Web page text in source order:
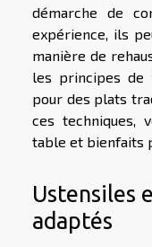
démarche de
expérience, ils
manière de
les principes de
pour des plats
ces techniques,
table et bienfaits
Ustensiles
adaptés